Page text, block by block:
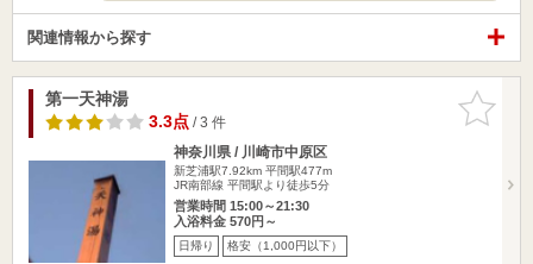
関連情報から探す
お気に入
りに追加
第一天神湯
3.3点/ 3 件
神奈川県 / 川崎市中原区
新芝浦駅7.92km 平間駅477m
JR南部線 平間駅より徒歩5分
営業時間 15:00～21:30
入浴料金 570円～
日帰り 格安（1,000円以下）